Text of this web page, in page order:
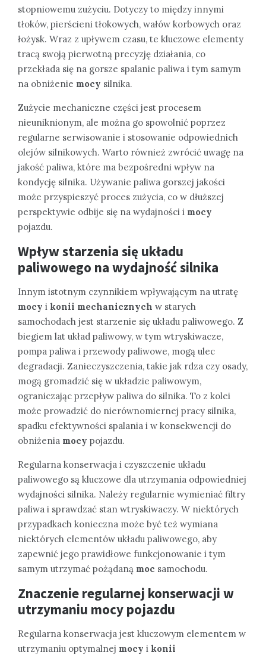
stopniowemu zużyciu. Dotyczy to między innymi
tłoków, pierścieni tłokowych, wałów korbowych oraz
łożysk. Wraz z upływem czasu, te kluczowe elementy
tracą swoją pierwotną precyzję działania, co
przekłada się na gorsze spalanie paliwa i tym samym
na obniżenie mocy silnika.
Zużycie mechaniczne części jest procesem
nieuniknionym, ale można go spowolnić poprzez
regularne serwisowanie i stosowanie odpowiednich
olejów silnikowych. Warto również zwrócić uwagę na
jakość paliwa, które ma bezpośredni wpływ na
kondycję silnika. Używanie paliwa gorszej jakości
może przyspieszyć proces zużycia, co w dłuższej
perspektywie odbije się na wydajności i mocy
pojazdu.
Wpływ starzenia się układu
paliwowego na wydajność silnika
Innym istotnym czynnikiem wpływającym na utratę
mocy i konii mechanicznych w starych
samochodach jest starzenie się układu paliwowego. Z
biegiem lat układ paliwowy, w tym wtryskiwacze,
pompa paliwa i przewody paliwowe, mogą ulec
degradacji. Zanieczyszczenia, takie jak rdza czy osady,
mogą gromadzić się w układzie paliwowym,
ograniczając przepływ paliwa do silnika. To z kolei
może prowadzić do nierównomiernej pracy silnika,
spadku efektywności spalania i w konsekwencji do
obniżenia mocy pojazdu.
Regularna konserwacja i czyszczenie układu
paliwowego są kluczowe dla utrzymania odpowiedniej
wydajności silnika. Należy regularnie wymieniać filtry
paliwa i sprawdzać stan wtryskiwaczy. W niektórych
przypadkach konieczna może być też wymiana
niektórych elementów układu paliwowego, aby
zapewnić jego prawidłowe funkcjonowanie i tym
samym utrzymać pożądaną moc samochodu.
Znaczenie regularnej konserwacji w
utrzymaniu mocy pojazdu
Regularna konserwacja jest kluczowym elementem w
utrzymaniu optymalnej mocy i konii